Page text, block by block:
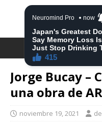
Jorge Bucay –
una obra de
noviembre 19, 2021